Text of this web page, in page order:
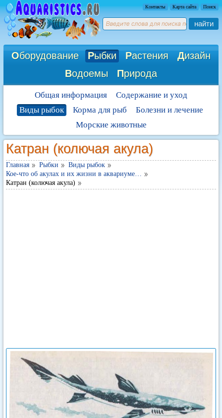
Контакты Карта сайта Поиск
найти
Оборудование Рыбки Растения Дизайн
Водоемы Природа
Общая информация
Содержание и уход
Виды рыбок
Корма для рыб
Болезни и лечение
Морские животные
Катран (колючая акула)
Главная Рыбки
Виды рыбок
Кое-что об акулах и их жизни в аквариуме…
Катран (колючая акула)